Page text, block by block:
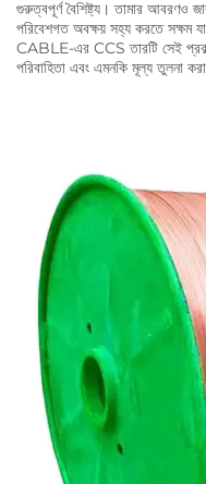
গুরুত্বপূর্ণ বৈশিষ্ট্য। তামার আবরণও
পরিবেশগত অবক্ষয় সহ্য করতে সক্ষম যা
CABLE-এর CCS তারটি সেই
পরিবাহিতা এবং এমনকি মূল্য তুলনা